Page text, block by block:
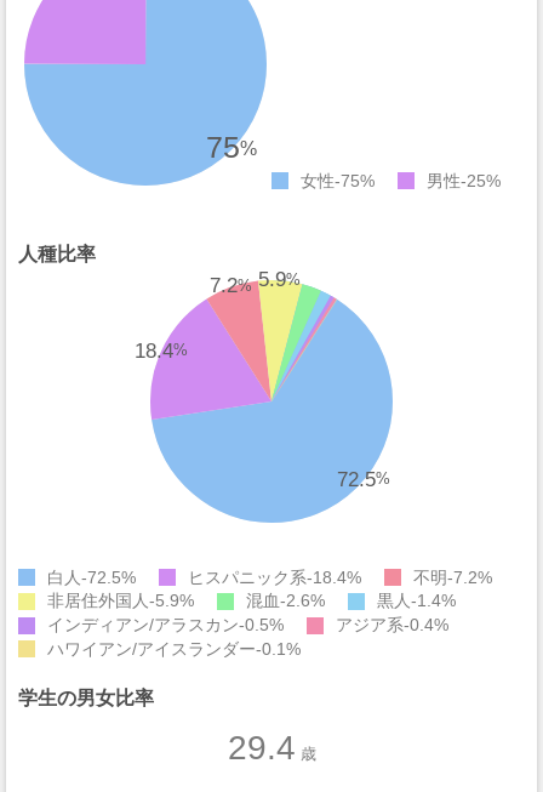
75%
女性 75% 男性 25%
人種比率
72.5%
18.4%
7.2% 5.9%
白人 72.5% ヒスパニック系 18.4% 不明 7.2%
非居住外国人 5.9% 混血 2.6% 黒人 1.4%
インディアン/アラスカン 0.5% アジア系 0.4%
ハワイアン/アイスランダー 0.1%
学生の男女比率
29.4 歳